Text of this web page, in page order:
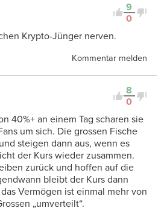
9
0
Krypto-Jünger nerven.
Kommentar melden
8
0
40%+ an einem Tag scharen sie
um sich. Die grossen Fische
steigen dann aus, wenn es
der Kurs wieder zusammen.
zurück und hoffen auf die
bleibt der Kurs dann
Vermögen ist einmal mehr von
„umverteilt“.